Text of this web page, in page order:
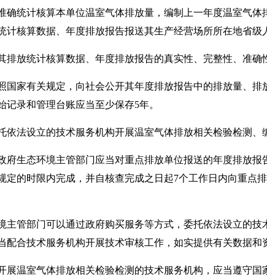
确统计核算本单位温室气体排放量，编制上一年度温室气体
计核算数据、年度排放报告报送其生产经营场所所在地省级
放统计核算数据、年度排放报告的真实性、完整性、准确
家有关规定，向社会公开其年度排放报告中的排放量、排
记录和管理台账应当至少保存5年。
法设立的技术服务机构开展温室气体排放相关检验检测、
态环境主管部门应当对重点排放单位报送的年度排放报
定的时限内完成，并自核查完成之日起7个工作日内向重点
管部门可以通过政府购买服务等方式，委托依法设立的技
配合技术服务机构开展技术审核工作，如实提供有关数据和
室气体排放相关检验检测的技术服务机构，应当遵守国